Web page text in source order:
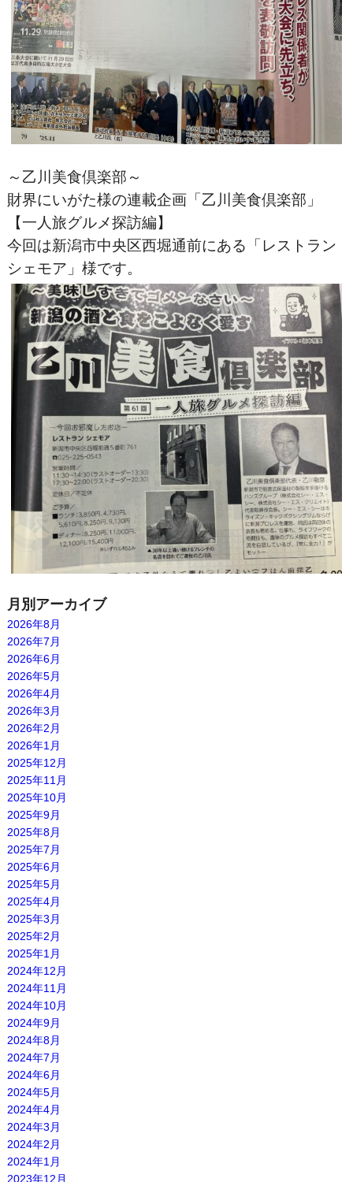
～乙川美食倶楽部～
財界にいがた様の連載企画「乙川美食倶楽部」
【一人旅グルメ探訪編】
今回は新潟市中央区西堀通前にある「レストラン
シェモア」様です。
月別アーカイブ
2026年8月
2026年7月
2026年6月
2026年5月
2026年4月
2026年3月
2026年2月
2026年1月
2025年12月
2025年11月
2025年10月
2025年9月
2025年8月
2025年7月
2025年6月
2025年5月
2025年4月
2025年3月
2025年2月
2025年1月
2024年12月
2024年11月
2024年10月
2024年9月
2024年8月
2024年7月
2024年6月
2024年5月
2024年4月
2024年3月
2024年2月
2024年1月
2023年12月